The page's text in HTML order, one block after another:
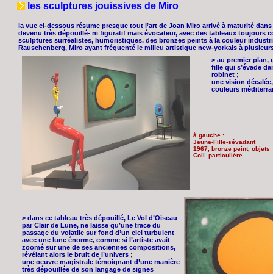
les sculptures jouissives de Miro
la vue ci-dessous résume presque tout l’art de Joan Miro arrivé à maturité
devenu très dépouillé- ni figuratif mais évocateur, avec des tableaux toujours
sculptures surréalistes, humoristiques, des bronzes peints à la couleur
Rauschenberg, Miro ayant fréquenté le milieu artistique new-yorkais à
> au premier plan,
fille qui s’évade
robinet ;
une vision
couleurs
à gauche :
Jeune-Fille-sévadant
1967, bronze peint, objets
Coll. particulière
> dans ce tableau très dépouillé, Le Vol d’Oiseau
par Clair de Lune, ne laisse qu’une trace du
passage du volatile sur fond d’un ciel turbulent
avec une lune énorme, comme si l’artiste avait
zoomé sur une de ses anciennes compositions,
révélant alors le bruit de l’univers ;
une oeuvre magistrale témoignant d’une manière
très dépouillée de son langage de signes